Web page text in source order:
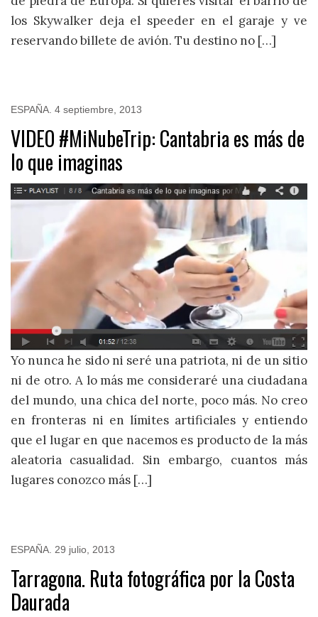
los Skywalker deja el speeder en el garaje y ve
reservando billete de avión. Tu destino no […]
ESPAÑA 4 septiembre, 2013
VIDEO #MiNubeTrip: Cantabria es más de
lo que imaginas
Yo nunca he sido ni seré una patriota, ni de un sitio
ni de otro. A lo más me consideraré una ciudadana
del mundo, una chica del norte, poco más. No creo
en fronteras ni en límites artificiales y entiendo
que el lugar en que nacemos es producto de la más
aleatoria casualidad. Sin embargo, cuantos más
lugares conozco más […]
ESPAÑA 29 julio, 2013
Tarragona. Ruta fotográfica por la Costa
Daurada